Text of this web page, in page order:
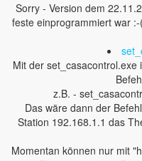
Sorry - Version dem
feste einprogrammiert war
Mit der
z.B. -
Das wäre dann der
Station 192.168.1.1 das
Momentan können nur mit